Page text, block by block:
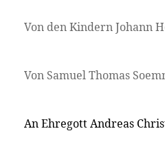
Von den Kindern Johann
Von Samuel Thomas
An Ehregott Andreas